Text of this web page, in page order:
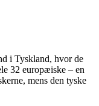
i Tyskland, hvor de
32 europæiske – en
mens den tyske